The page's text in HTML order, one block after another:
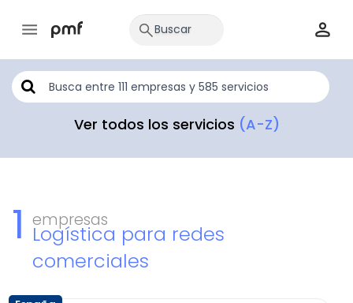
Ver todos los servicios (A-Z)
1 empresas
Logística para redes
comerciales